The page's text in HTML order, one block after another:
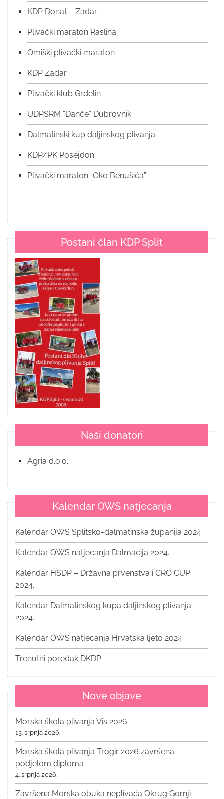
KDP Donat – Zadar
Plivački maraton Raslina
Omiški plivački maraton
KDP Zadar
Plivački klub Grdelin
UDPSRM “Danče” Dubrovnik
Dalmatinski kup daljinskog plivanja
KDP/PK Posejdon
Plivački maraton “Oko Benušića”
Postani član KDP Split
Naši donatori
Agria d.o.o.
Kalendar OWS natjecanja
Kalendar OWS Splitsko-dalmatinska županija 2024.
Kalendar OWS natjecanja Dalmacija 2024.
Kalendar HSDP – Državna prvenstva i CRO CUP
2024.
Kalendar Dalmatinskog kupa daljinskog plivanja
2024.
Kalendar OWS natjecanja Hrvatska ljeto 2024.
Trenutni poredak DKDP
Nove objave
Morska škola plivanja Vis 2026
13. srpnja 2026.
Morska škola plivanja Trogir 2026 završena
podjelom diploma
4. srpnja 2026.
Završena Morska obuka neplivača Okrug Gornji –